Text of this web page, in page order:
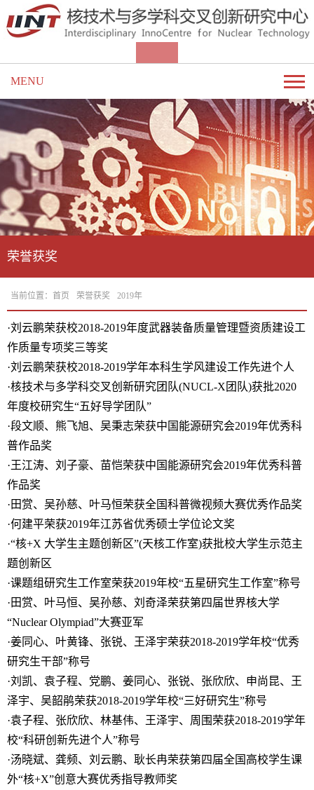
MENU
荣誉获奖
当前位置： 首页 荣誉获奖 2019年
·刘云鹏荣获校2018-2019年度武器装备质量管理暨资质建设工
作质量专项奖三等奖
·刘云鹏荣获校2018-2019学年本科生学风建设工作先进个人
·核技术与多学科交叉创新研究团队(NUCL-X团队)获批2020
年度校研究生“五好导学团队”
·段文顺、熊飞旭、吴秉志荣获中国能源研究会2019年优秀科
普作品奖
·王江涛、刘子豪、苗恺荣获中国能源研究会2019年优秀科普
作品奖
·田赏、吴孙慈、叶马恒荣获全国科普微视频大赛优秀作品奖
·何建平荣获2019年江苏省优秀硕士学位论文奖
·“核+X 大学生主题创新区”(天核工作室)获批校大学生示范主
题创新区
·课题组研究生工作室荣获2019年校“五星研究生工作室”称号
·田赏、叶马恒、吴孙慈、刘奇泽荣获第四届世界核大学
“Nuclear Olympiad”大赛亚军
·姜同心、叶黄锋、张锐、王泽宇荣获2018-2019学年校“优秀
研究生干部”称号
·刘凯、袁子程、党鹏、姜同心、张锐、张欣欣、申尚昆、王
泽宇、吴韶鹃荣获2018-2019学年校“三好研究生”称号
·袁子程、张欣欣、林基伟、王泽宇、周围荣获2018-2019学年
校“科研创新先进个人”称号
·汤晓斌、龚频、刘云鹏、耿长冉荣获第四届全国高校学生课
外“核+X”创意大赛优秀指导教师奖